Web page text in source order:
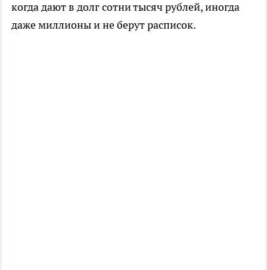
когда дают в долг сотни тысяч рублей, иногда
даже миллионы и не берут расписок.